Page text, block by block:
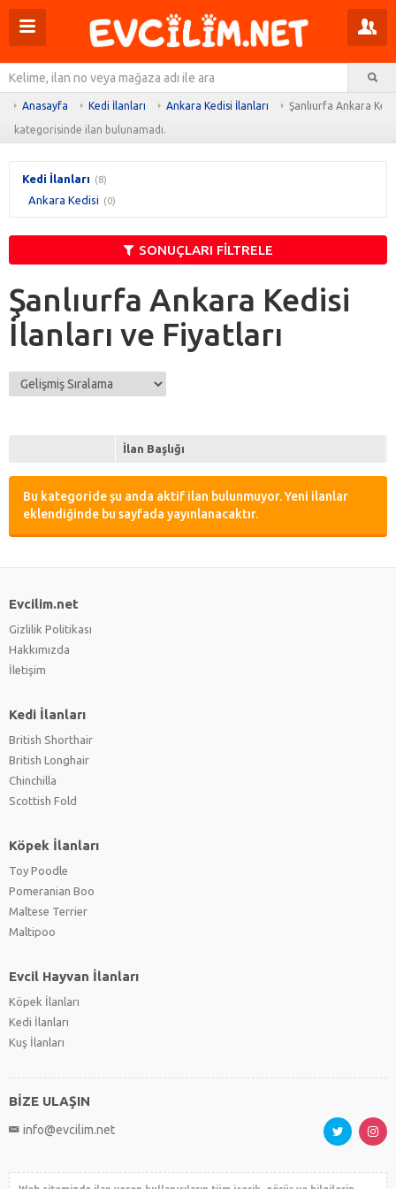
Menüyü
aç
Anasayfa Kedi İlanları Ankara Kedisi İlanları Şanlıurfa Ankara
kategorisinde ilan bulunamadı.
Kedi İlanları (8)
Ankara Kedisi (0)
SONUÇLARI FİLTRELE
Şanlıurfa Ankara Kedisi
İlanları ve Fiyatları
İlan Başlığı
Bu kategoride şu anda aktif ilan bulunmuyor. Yeni ilanlar
eklendiğinde bu sayfada yayınlanacaktır.
Evcilim.net
Gizlilik Politikası
Hakkımızda
İletişim
Kedi İlanları
British Shorthair
British Longhair
Chinchilla
Scottish Fold
Köpek İlanları
Toy Poodle
Pomeranian Boo
Maltese Terrier
Maltipoo
Evcil Hayvan İlanları
Köpek İlanları
Kedi İlanları
Kuş İlanları
BİZE ULAŞIN
info@evcilim.net